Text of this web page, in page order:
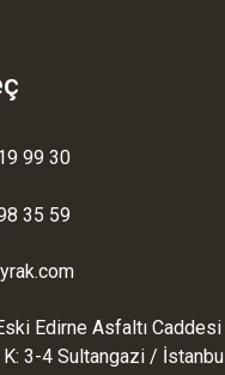
99 30
35 59
Edirne Asfaltı Caddesi
3-4 Sultangazi / İstanbul